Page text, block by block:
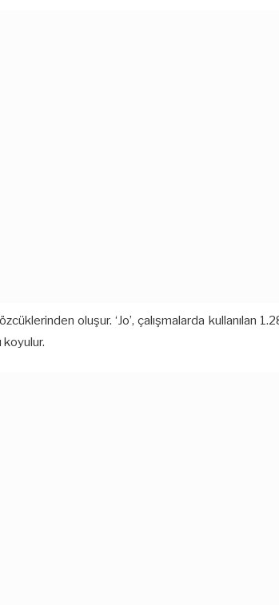
oluşur. ‘Jo’, çalışmalarda
koyulur.